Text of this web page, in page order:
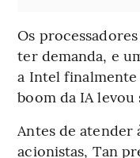
Os
ter demanda, e
a Intel finalmente
boom da IA levou
Antes de atender
acionistas, Tan